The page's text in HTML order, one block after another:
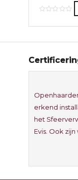
erkend
het
Evis. Ook